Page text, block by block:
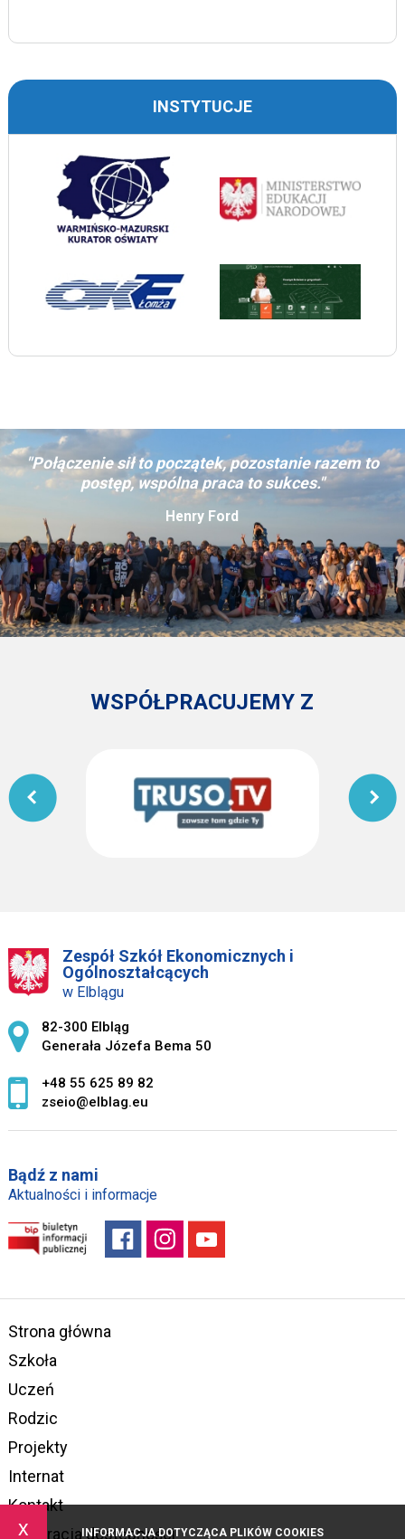
x INFORMACJA DOTYCZĄCA PLIKÓW COOKIES
INSTYTUCJE
"Połączenie sił to początek, pozostanie razem to
postęp, wspólna praca to sukces."
Henry Ford
WSPÓŁPRACUJEMY Z
Zespół Szkół Ekonomicznych i
Ogólnoształcących
w Elblągu
Adres pocztowy:
82-300 Elbląg
Generała Józefa Bema 50
+48 55 625 89 82
zseio@elblag.eu
Bądź z nami
Aktualności i informacje
Strona główna
Szkoła
Uczeń
Rodzic
Projekty
Internat
Kontakt
Deklaracja dostępności